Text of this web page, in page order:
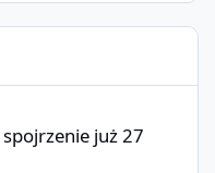
już 27